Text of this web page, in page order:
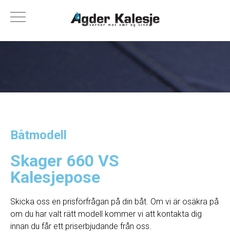
Båtmodell
Skager 660 VS
Kalesjepose
Skicka oss en prisförfrågan på din båt. Om vi ​​är osäkra på
om du har valt rätt modell kommer vi att kontakta dig
innan du får ett priserbjudande från oss.